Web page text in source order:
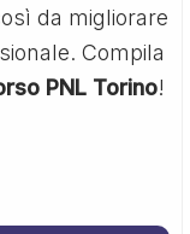
da migliorare
Compila
PNL Torino!